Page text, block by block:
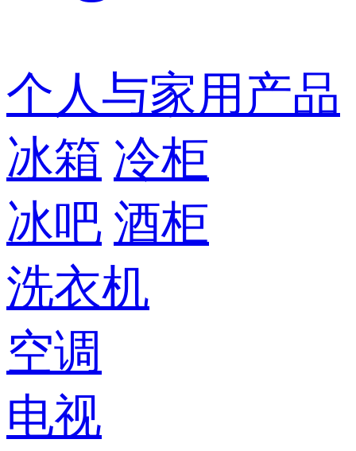
个人与家用产品
冰箱 冷柜
冰吧 酒柜
洗衣机
空调
电视